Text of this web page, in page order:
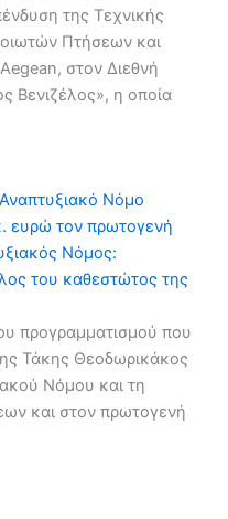
της Τεχνικής
Πτήσεων και
στον Διεθνή
Βενιζέλος», η οποία
Νόμο
ευρώ τον πρωτογενή
Νόμος:
του καθεστώτος της
προγραμματισμού που
Τάκης Θεοδωρικάκος
Νόμου και τη
και στον πρωτογενή